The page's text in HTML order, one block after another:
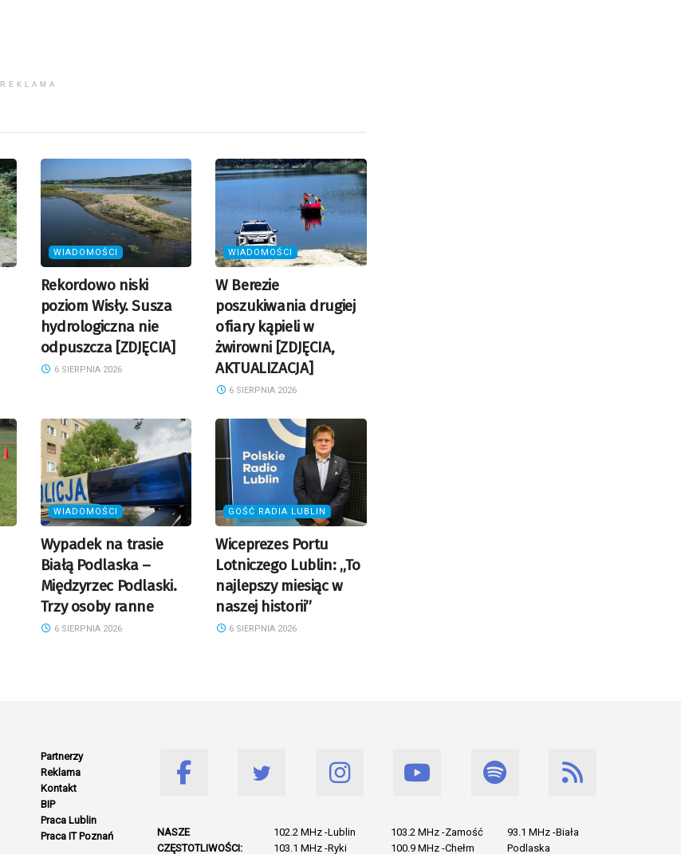
REKLAMA
WIADOMOŚCI
Rekordowo niski
poziom Wisły. Susza
hydrologiczna nie
odpuszcza [ZDJĘCIA]
6 SIERPNIA 2026
WIADOMOŚCI
W Berezie
poszukiwania drugiej
ofiary kąpieli w
żwirowni [ZDJĘCIA,
AKTUALIZACJA]
6 SIERPNIA 2026
WIADOMOŚCI
Wypadek na trasie
Białą Podlaska –
Międzyrzec Podlaski.
Trzy osoby ranne
6 SIERPNIA 2026
GOŚĆ RADIA LUBLIN
Wiceprezes Portu
Lotniczego Lublin: „To
najlepszy miesiąc w
naszej historii”
6 SIERPNIA 2026
Partnerzy
Reklama
Kontakt
BIP
Praca Lublin
Praca IT Poznań
NASZE
CZĘSTOTLIWOŚCI:
102.2 MHz -Lublin
103.1 MHz -Ryki
103.2 MHz -Zamość
100.9 MHz -Chełm
93.1 MHz -Biała
Podlaska